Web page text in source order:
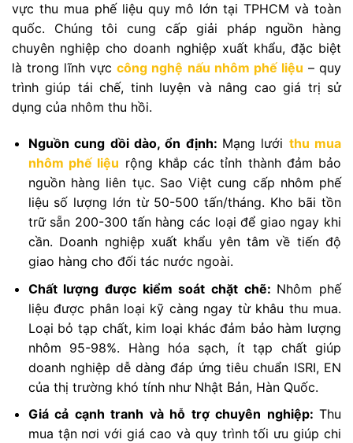
vực thu mua phế liệu quy mô lớn tại TPHCM và toàn
quốc. Chúng tôi cung cấp giải pháp nguồn hàng
chuyên nghiệp cho doanh nghiệp xuất khẩu, đặc biệt
là trong lĩnh vựccông nghệ nấu nhôm phế liệu – quy
trình giúp tái chế, tinh luyện và nâng cao giá trị sử
dụng của nhôm thu hồi.
Nguồn cung dồi dào, ổn định: Mạng lưới thu mua
nhôm phế liệu rộng khắp các tỉnh thành đảm bảo
nguồn hàng liên tục. Sao Việt cung cấp nhôm phế
liệu số lượng lớn từ 50-500 tấn/tháng. Kho bãi tồn
trữ sẵn 200-300 tấn hàng các loại để giao ngay khi
cần. Doanh nghiệp xuất khẩu yên tâm về tiến độ
giao hàng cho đối tác nước ngoài.
Chất lượng được kiểm soát chặt chẽ: Nhôm phế
liệu được phân loại kỹ càng ngay từ khâu thu mua.
Loại bỏ tạp chất, kim loại khác đảm bảo hàm lượng
nhôm 95-98%. Hàng hóa sạch, ít tạp chất giúp
doanh nghiệp dễ dàng đáp ứng tiêu chuẩn ISRI, EN
của thị trường khó tính như Nhật Bản, Hàn Quốc.
Giá cả cạnh tranh và hỗ trợ chuyên nghiệp: Thu
mua tận nơi với giá cao và quy trình tối ưu giúp chi